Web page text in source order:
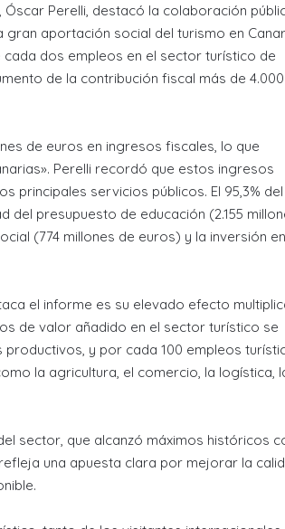
Perelli, destacó la colaboración
aportación social del turismo en
dos empleos en el sector turístico de
de la contribución fiscal más de 4.000
de euros en ingresos fiscales, lo que
Perelli recordó que estos ingresos
principales servicios públicos. El 95,3% del
presupuesto de educación (2.155
(774 millones de euros) y la inversión en
el informe es su elevado efecto
de valor añadido en el sector turístico se
y por cada 100 empleos
la agricultura, el comercio, la logística,
sector, que alcanzó máximos históricos
una apuesta clara por mejorar la